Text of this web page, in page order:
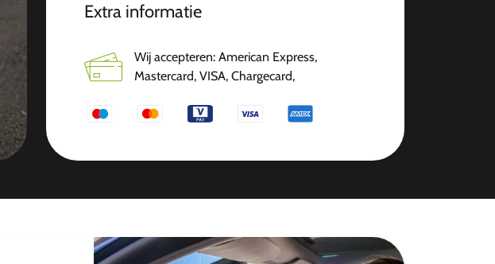
Extra informatie
Wij accepteren: American Express,
Mastercard, VISA, Chargecard,